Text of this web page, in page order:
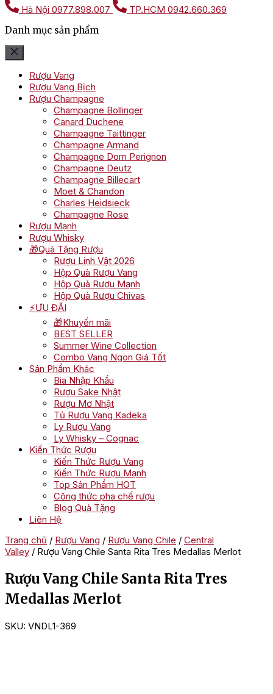
Hà Nội 0977.898.007 TP.HCM 0942.660.369
Danh mục sản phẩm
Rượu Vang
Rượu Vang Bịch
Rượu Champagne
Champagne Bollinger
Canard Duchene
Champagne Taittinger
Champagne Armand
Champagne Dom Perignon
Champagne Deutz
Champagne Billecart
Moet & Chandon
Charles Heidsieck
Champagne Rose
Rượu Mạnh
Rượu Whisky
🎁Quà Tặng Rượu
Rượu Linh Vật 2026
Hộp Quà Rượu Vang
Hộp Quà Rượu Mạnh
Hộp Quà Rượu Chivas
⚡ƯU ĐÃI
🎁Khuyến mãi
BEST SELLER
Summer Wine Collection
Combo Vang Ngon Giá Tốt
Sản Phẩm Khác
Bia Nhập Khẩu
Rượu Sake Nhật
Rượu Mơ Nhật
Tủ Rượu Vang Kadeka
Ly Rượu Vang
Ly Whisky – Cognac
Kiến Thức Rượu
Kiến Thức Rượu Vang
Kiến Thức Rượu Mạnh
Top Sản Phẩm HOT
Công thức pha chế rượu
Blog Quà Tặng
Liên Hệ
Trang chủ / Rượu Vang / Rượu Vang Chile / Central
Valley / Rượu Vang Chile Santa Rita Tres Medallas Merlot
Rượu Vang Chile Santa Rita Tres
Medallas Merlot
SKU: VNDL1-369